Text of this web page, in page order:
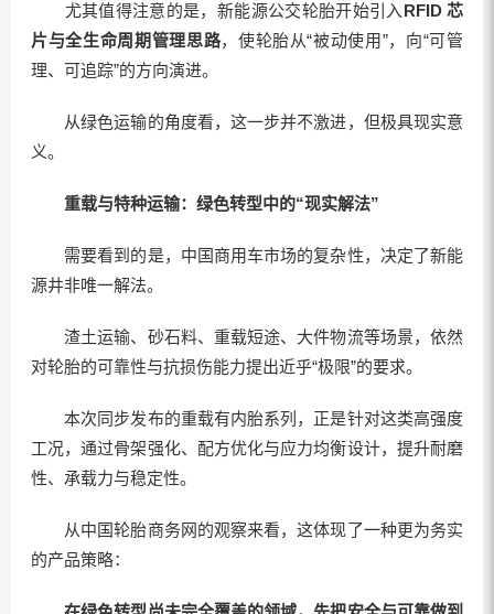
尤其值得注意的是，新能源公交轮胎开始引入 RFID 芯
片与全生命周期管理思路，使轮胎从“被动使用”，向“可管
理、可追踪”的方向演进。
从绿色运输的角度看，这一步并不激进，但极具现实意
义。
重载与特种运输： 绿色转型中的“现实解法”
需要看到的是，中国商用车市场的复杂性，决定了新能
源井非唯一解法。
渣土运输、砂石料、重载短途、大件物流等场景，依然
对轮胎的可靠性与抗损伤能力提出近乎“极限”的要求。
本次同步发布的重载有内胎系列，正是针对这类高强度
工况，通过骨架强化、配方优化与应力均衡设计，提升耐磨
性、承载力与稳定性。
从中国轮胎商务网的观察来看，这体现了一种更为务实
的产品策略：